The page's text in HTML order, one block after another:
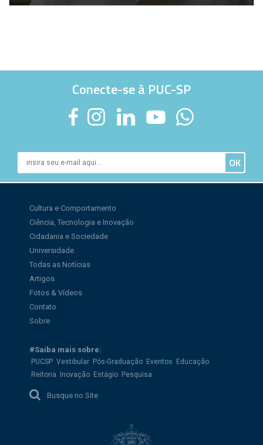
Conecte-se à PUC-SP
Cultura e Comportamento
Ciência, Tecnologia e Inovação
Cidadania e Sociedade
Universidade
Todas as Notícias
Artigos
Fotos & Vídeos
Contato
Sobre
#Saiba mais sobre:
PUCSP Vestibular Pós-Graduação Eventos Educação
Reitoria Inovação Estágio Pesquisa
Busque no Site